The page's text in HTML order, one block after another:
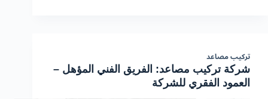
تركيب مصاعد
شركة تركيب مصاعد: الفريق الفني المؤهل –
العمود الفقري للشركة